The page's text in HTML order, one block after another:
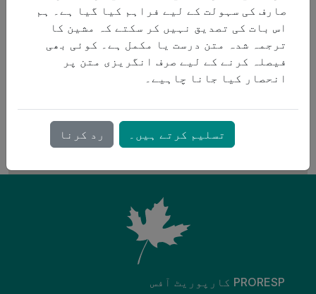
PRORESP کارپوریٹ آفس
صارف کی سہولت کے لیے فراہم کیا گیا ہے۔ ہم
اس بات کی تصدیق نہیں کر سکتے کہ مشین کا
ترجمہ شدہ متن درست یا مکمل ہے۔ کوئی بھی
فیصلہ کرنے کے لیے صرف انگریزی متن پر
انحصار کیا جانا چاہیے۔
تسلیم کرتے ہیں۔ رد کرنا